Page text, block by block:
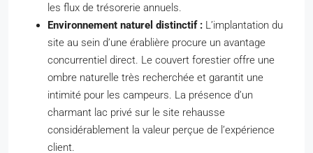
les flux de trésorerie annuels.
Environnement naturel distinctif : L’implantation du
site au sein d’une érablière procure un avantage
concurrentiel direct. Le couvert forestier offre une
ombre naturelle très recherchée et garantit une
intimité pour les campeurs. La présence d’un
charmant lac privé sur le site rehausse
considérablement la valeur perçue de l’expérience
client.